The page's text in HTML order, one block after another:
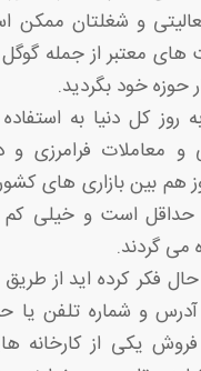
و شغلتان ممکن
معتبر از جمله گوگل
حوزه خود بگردید.
روز کل دنیا به
و معاملات فرامرزی
هم بین بازاری های کشور
حداقل است و خیلی کم
می گردند.
حال فکر کرده اید از
و شماره تلفن یا
فروش یکی از کارخانه